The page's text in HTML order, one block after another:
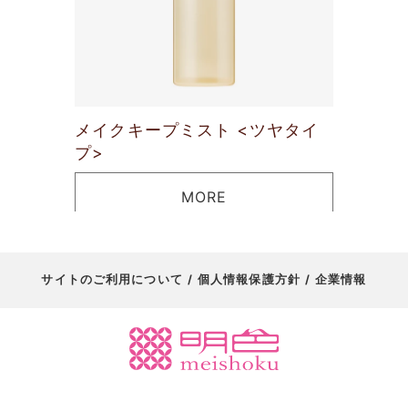
メイクキープミスト <ツヤタイ
プ>
MORE
サイトのご利用について 個人情報保護方針 企業情報